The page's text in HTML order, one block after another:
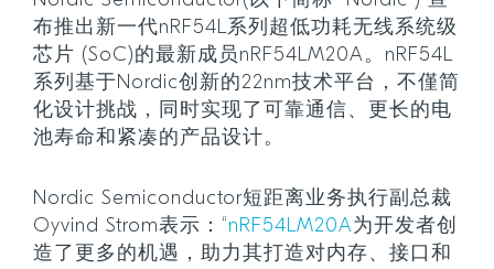
布推出新一代nRF54L系列超低功耗无线系统级
芯片 (SoC)的最新成员nRF54LM20A。nRF54L
系列基于Nordic创新的22nm技术平台，不僅简
化设计挑战，同时实现了可靠通信、更长的电
池寿命和紧凑的产品设计。
Nordic Semiconductor短距离业务执行副总裁
Oyvind Strom表示：“nRF54LM20A为开发者创
造了更多的机遇，助力其打造对内存、接口和